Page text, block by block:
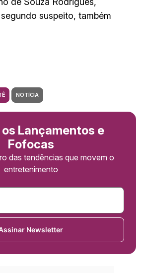
suspeito, também
NOTÍCIA
os Lançamentos e
Fofocas
das tendências que movem o
entretenimento
Newsletter